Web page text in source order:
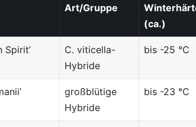
Art/Gruppe
(ca.)
Spirit’
C. viticella-
Hybride
bis -25 °C
großblütige
Hybride
bis -23 °C